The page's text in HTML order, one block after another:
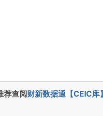
荐查阅财新数据通【CEIC库】